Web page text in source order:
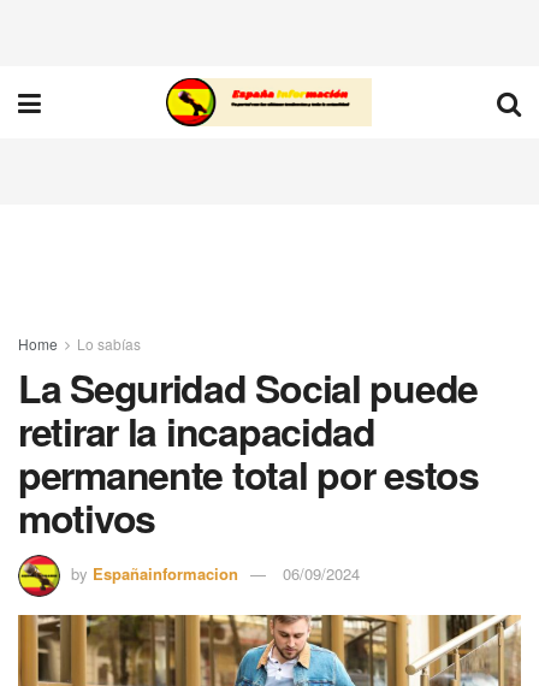
Home Lo sabías
La Seguridad Social puede
retirar la incapacidad
permanente total por estos
motivos
by Españainformacion 06/09/2024